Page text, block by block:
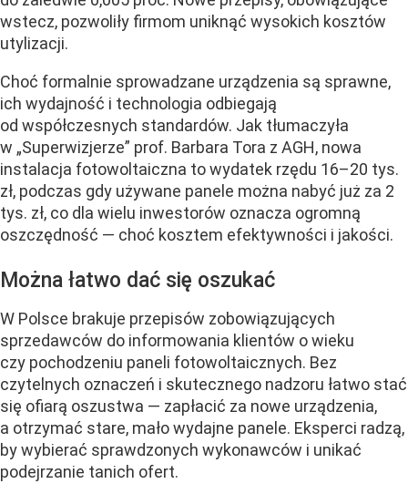
wstecz, pozwoliły firmom uniknąć wysokich kosztów
utylizacji.
Choć formalnie sprowadzane urządzenia są sprawne,
ich wydajność i technologia odbiegają
od współczesnych standardów. Jak tłumaczyła
w „Superwizjerze” prof. Barbara Tora z AGH, nowa
instalacja fotowoltaiczna to wydatek rzędu 16–20 tys.
zł, podczas gdy używane panele można nabyć już za 2
tys. zł, co dla wielu inwestorów oznacza ogromną
oszczędność — choć kosztem efektywności i jakości.
Można łatwo dać się oszukać
W Polsce brakuje przepisów zobowiązujących
sprzedawców do informowania klientów o wieku
czy pochodzeniu paneli fotowoltaicznych. Bez
czytelnych oznaczeń i skutecznego nadzoru łatwo stać
się ofiarą oszustwa — zapłacić za nowe urządzenia,
a otrzymać stare, mało wydajne panele. Eksperci radzą,
by wybierać sprawdzonych wykonawców i unikać
podejrzanie tanich ofert.